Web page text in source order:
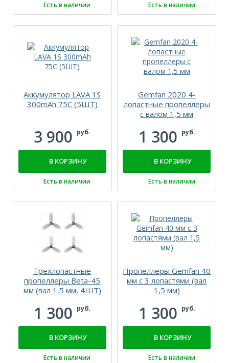
Есть в наличии Есть в наличии
Аккумулятор LAVA 1S
300mAh 75C (5ШТ)
3 900 руб.
В КОРЗИНУ
Есть в наличии
Gemfan 2020 4-
лопастные пропеллеры
с валом 1,5 мм
1 300 руб.
В КОРЗИНУ
Есть в наличии
Трехлопастные
пропеллеры Beta-45
мм (вал 1,5 мм, 4ШТ)
1 300 руб.
В КОРЗИНУ
Есть в наличии
Пропеллеры Gemfan 40
мм с 3 лопастями (вал
1,5 мм)
1 300 руб.
В КОРЗИНУ
Есть в наличии